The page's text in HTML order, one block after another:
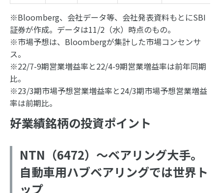
※Bloomberg、会社データ等、会社発表資料もとにSBI
証券が作成。データは11/2（水）時点のもの。
※市場予想は、Bloombergが集計した市場コンセンサ
ス。
※22/7-9期営業増益率と22/4-9期営業増益率は前年同期
比。
※23/3期市場予想営業増益率と24/3期市場予想営業増益
率は前期比。
好業績銘柄の投資ポイント
NTN（6472）～ベアリング大手。
自動車用ハブベアリングでは世界ト
ップ